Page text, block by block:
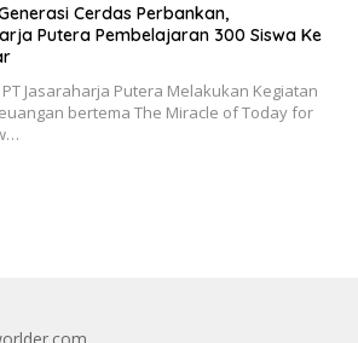
Cerdas Perbankan,
Putera Pembelajaran 300 Siswa Ke
Jasaraharja Putera Melakukan Kegiatan
bertema The Miracle of Today for